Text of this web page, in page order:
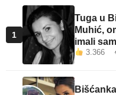
1
Tuga u
Muhić,
imali
3.366